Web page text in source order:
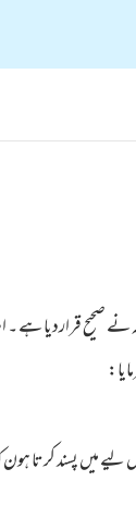
صحیح قراردیا ہے
لیے میں پسند کرتا